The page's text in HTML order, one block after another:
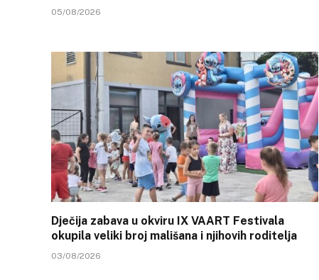
05/08/2026
Dječija zabava u okviru IX VAART Festivala
okupila veliki broj mališana i njihovih roditelja
03/08/2026